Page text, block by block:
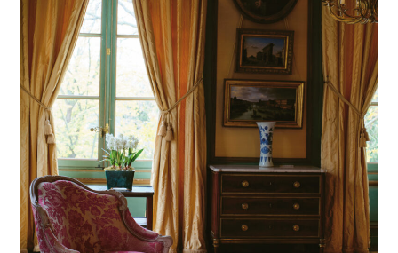
EL MEU COMPTE
CERCAR
WISHLIST